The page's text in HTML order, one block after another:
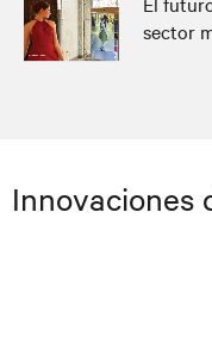
sector
Innovaciones